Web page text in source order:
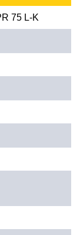
75 L-K